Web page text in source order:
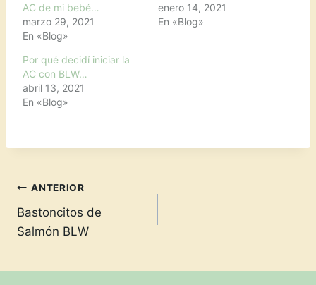
AC de mi bebé…
marzo 29, 2021
En «Blog»
enero 14, 2021
En «Blog»
Por qué decidí iniciar la
AC con BLW…
abril 13, 2021
En «Blog»
ANTERIOR
Bastoncitos de
Salmón BLW